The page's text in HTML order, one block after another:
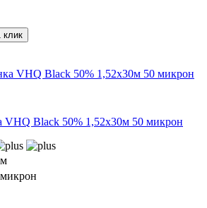
клик
VHQ Black 50% 1,52x30м 50 микрон